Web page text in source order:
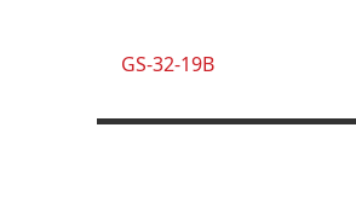
GS-32-19B